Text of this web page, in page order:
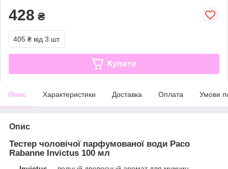
428 ₴
405 ₴ від 3 шт.
Купити
Опис Характеристики Доставка Оплата Умови
Опис
Тестер чоловічої парфумованої води Paco
Rabanne Invictus 100 мл